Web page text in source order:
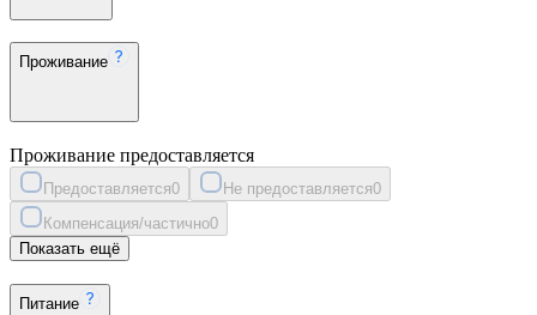
Проживание
Проживание предоставляется
Предоставляется0 Не предоставляется0
Компенсация/частично0
Показать ещё
Питание